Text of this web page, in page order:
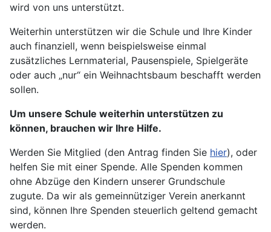
wird von uns unterstützt.
Weiterhin unterstützen wir die Schule und Ihre Kinder
auch finanziell, wenn beispielsweise einmal
zusätzliches Lernmaterial, Pausenspiele, Spielgeräte
oder auch „nur“ ein Weihnachtsbaum beschafft werden
sollen.
Um unsere Schule weiterhin unterstützen zu
können, brauchen wir Ihre Hilfe.
Werden Sie Mitglied (den Antrag finden Sie hier), oder
helfen Sie mit einer Spende. Alle Spenden kommen
ohne Abzüge den Kindern unserer Grundschule
zugute. Da wir als gemeinnütziger Verein anerkannt
sind, können Ihre Spenden steuerlich geltend gemacht
werden.